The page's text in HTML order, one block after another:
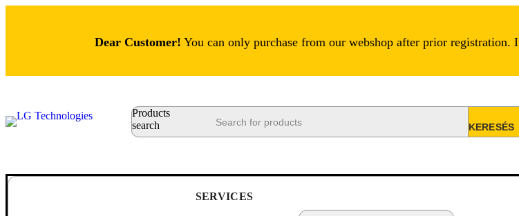
Dear Customer! You can only purchase from our webshop after prior
Products
search
SERVICES